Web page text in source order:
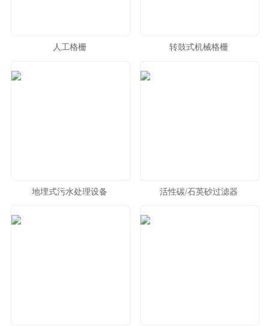
人工格栅 转鼓式机械格栅
地埋式污水处理设备 活性碳/石英砂过滤器